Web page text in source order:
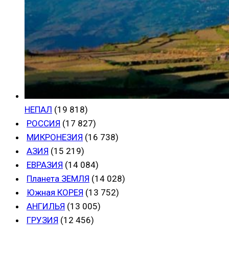
НЕПАЛ (19 818)
РОССИЯ (17 827)
МИКРОНЕЗИЯ (16 738)
АЗИЯ (15 219)
ЕВРАЗИЯ (14 084)
Планета ЗЕМЛЯ (14 028)
Южная КОРЕЯ (13 752)
АНГИЛЬЯ (13 005)
ГРУЗИЯ (12 456)